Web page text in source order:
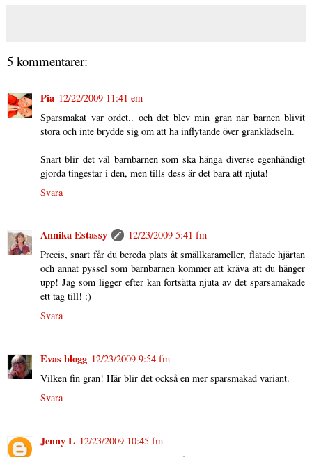
5 kommentarer:
Pia 12/22/2009 11:41 em
Sparsmakat var ordet.. och det blev min gran när barnen blivit
stora och inte brydde sig om att ha inflytande över granklädseln.
Snart blir det väl barnbarnen som ska hänga diverse egenhändigt
gjorda tingestar i den, men tills dess är det bara att njuta!
Svara
Annika Estassy
12/23/2009 5:41 fm
Precis, snart får du bereda plats åt smällkarameller, flätade hjärtan
och annat pyssel som barnbarnen kommer att kräva att du hänger
upp! Jag som ligger efter kan fortsätta njuta av det sparsamakade
ett tag till! :)
Svara
Evas blogg 12/23/2009 9:54 fm
Vilken fin gran! Här blir det också en mer sparsmakad variant.
Svara
Jenny L 12/23/2009 10:45 fm